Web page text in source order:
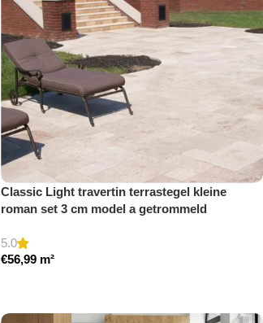
Classic Light travertin terrastegel kleine
roman set 3 cm model a getrommeld
5.0
€56,99 m²